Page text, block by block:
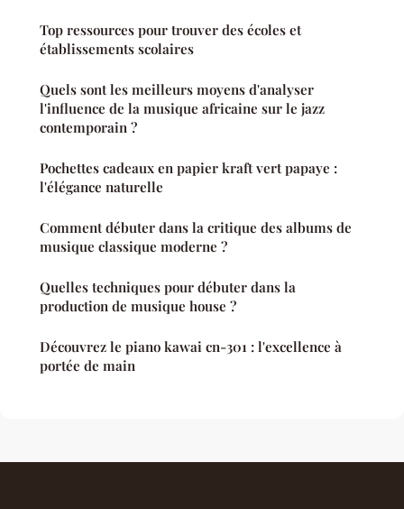
Top ressources pour trouver des écoles et
établissements scolaires
Quels sont les meilleurs moyens d'analyser
l'influence de la musique africaine sur le jazz
contemporain ?
Pochettes cadeaux en papier kraft vert papaye :
l'élégance naturelle
Comment débuter dans la critique des albums de
musique classique moderne ?
Quelles techniques pour débuter dans la
production de musique house ?
Découvrez le piano kawai cn-301 : l'excellence à
portée de main